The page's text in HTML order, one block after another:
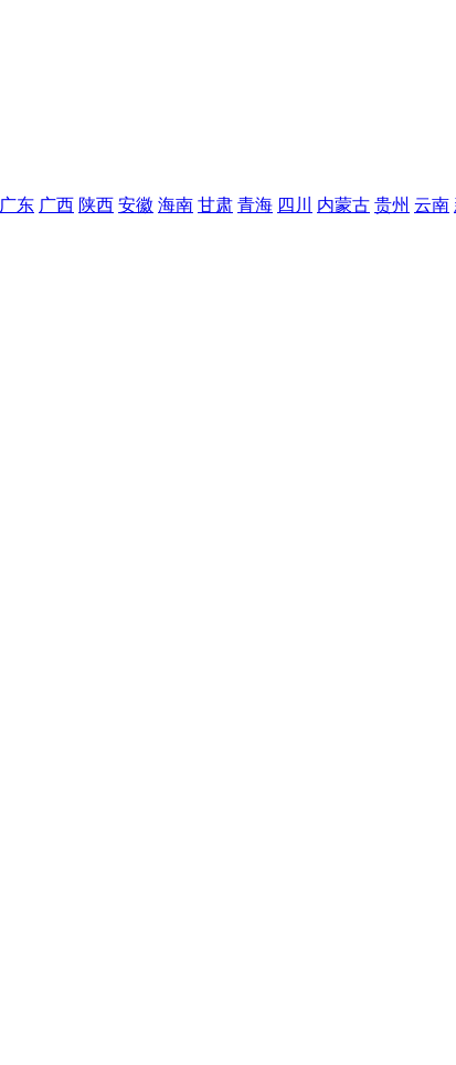
广东 广西 陕西 安徽 海南 甘肃 青海 四川 内蒙古 贵州 云南